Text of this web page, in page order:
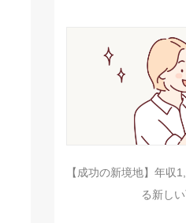
【成功の新境地】年収
る新し